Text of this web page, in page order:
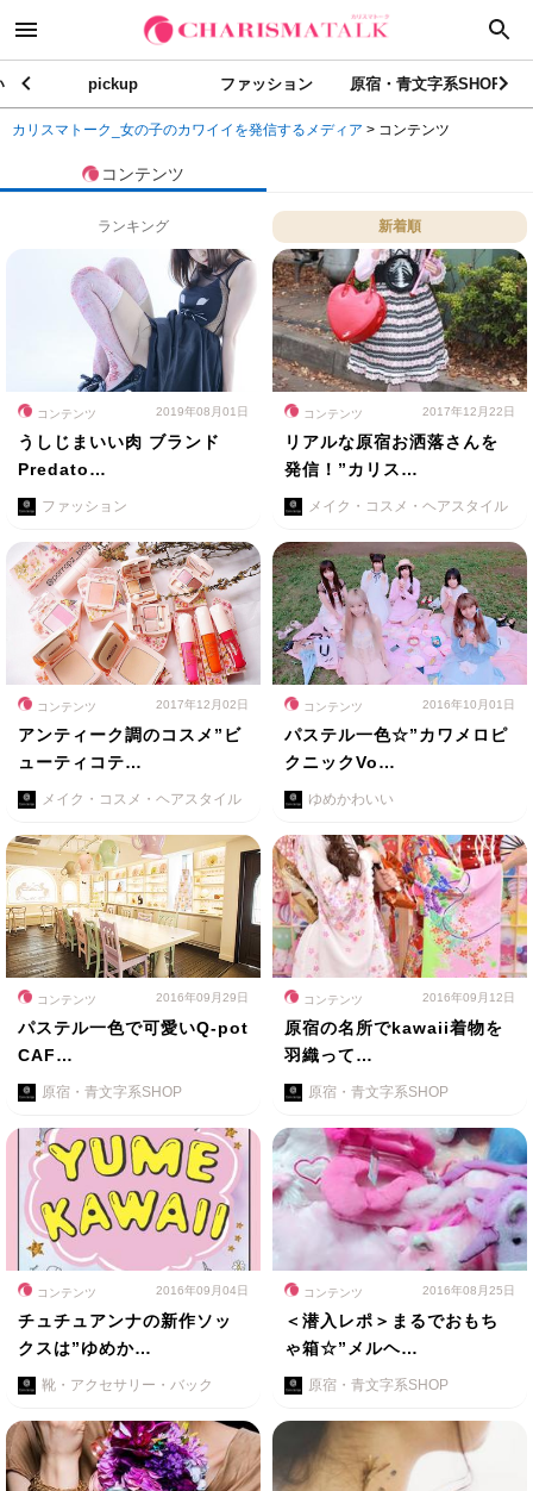
pickup ファッション 原宿・青文字系SHOP
カリスマトーク_女の子のカワイイを発信するメディア > コンテンツ
コンテンツ
ランキング 新着順
コンテンツ 2019年08月01日
うしじまいい肉 ブランド
Predato…
ファッション
コンテンツ 2017年12月22日
リアルな原宿お洒落さんを
発信！”カリス…
メイク・コスメ・ヘアスタイル
コンテンツ 2017年12月02日
アンティーク調のコスメ”ビ
ューティコテ…
メイク・コスメ・ヘアスタイル
コンテンツ 2016年10月01日
パステル一色☆”カワメロピ
クニックVo…
ゆめかわいい
コンテンツ 2016年09月29日
パステル一色で可愛いQ-pot
CAF…
原宿・青文字系SHOP
コンテンツ 2016年09月12日
原宿の名所でkawaii着物を
羽織って…
原宿・青文字系SHOP
コンテンツ 2016年09月04日
チュチュアンナの新作ソッ
クスは”ゆめか…
靴・アクセサリー・バック
コンテンツ 2016年08月25日
＜潜入レポ＞まるでおもち
ゃ箱☆”メルヘ…
原宿・青文字系SHOP